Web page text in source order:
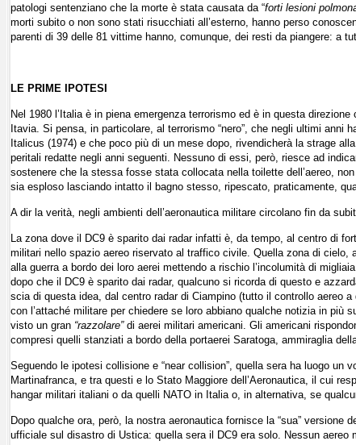
patologi sentenziano che la morte è stata causata da “forti lesioni
morti subito o non sono stati risucchiati all’esterno, hanno perso
parenti di 39 delle 81 vittime hanno, comunque, dei resti da piangere: a
LE PRIME IPOTESI
Nel 1980 l’Italia è in piena emergenza terrorismo ed è in questa
Itavia. Si pensa, in particolare, al terrorismo “nero”, che negli ultimi
Italicus (1974) e che poco più di un mese dopo, rivendicherà la strage
peritali redatte negli anni seguenti. Nessuno di essi, però, riesce ad
sostenere che la stessa fosse stata collocata nella toilette dell’aereo,
sia esploso lasciando intatto il bagno stesso, ripescato, praticamente,
A dir la verità, negli ambienti dell’aeronautica militare circolano fin da
La zona dove il DC9 è sparito dai radar infatti è, da tempo, al centro di
militari nello spazio aereo riservato al traffico civile. Quella zona di cielo,
alla guerra a bordo dei loro aerei mettendo a rischio l’incolumità di
dopo che il DC9 è sparito dai radar, qualcuno si ricorda di questo e
scia di questa idea, dal centro radar di Ciampino (tutto il controllo aereo
con l’attaché militare per chiedere se loro abbiano qualche notizia in
visto un gran “razzolare”di aerei militari americani. Gli americani
compresi quelli stanziati a bordo della portaerei Saratoga, ammiraglia
Seguendo le ipotesi collisione e “near collision”, quella sera ha luogo
Martinafranca, e tra questi e lo Stato Maggiore dell’Aeronautica, il cui
hangar militari italiani o da quelli NATO in Italia o, in alternativa, se
Dopo qualche ora, però, la nostra aeronautica fornisce la “sua”
ufficiale sul disastro di Ustica: quella sera il DC9 era solo. Nessun